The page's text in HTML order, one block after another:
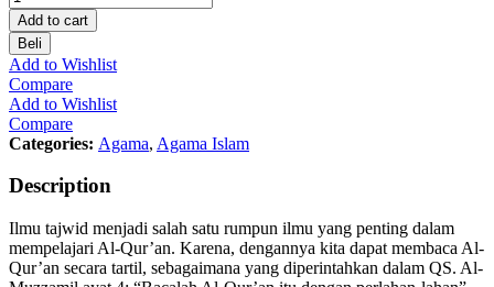
Add to cart
Beli
Add to Wishlist
Compare
Add to Wishlist
Compare
Categories: Agama, Agama Islam
Description
Ilmu tajwid menjadi salah satu rumpun ilmu yang penting dalam
mempelajari Al-Qur’an. Karena, dengannya kita dapat membaca Al-
Qur’an secara tartil, sebagaimana yang diperintahkan dalam QS. Al-